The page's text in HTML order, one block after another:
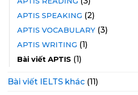
APTIS SPEAKING (2)
APTIS VOCABULARY (3)
APTIS WRITING (1)
Bài viết APTIS (1)
Bài viết IELTS khác (11)